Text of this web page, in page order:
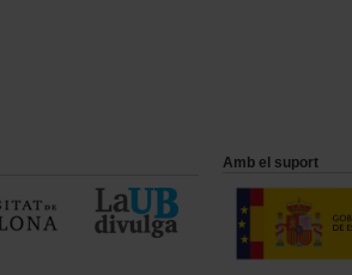
Amb el suport